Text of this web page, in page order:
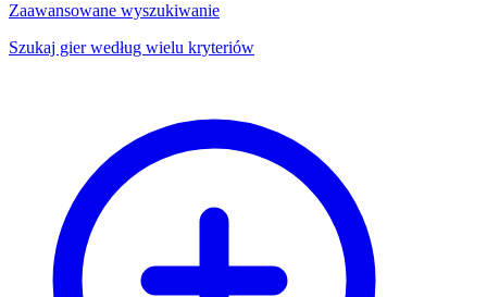
Zaawansowane wyszukiwanie
Szukaj gier według wielu kryteriów